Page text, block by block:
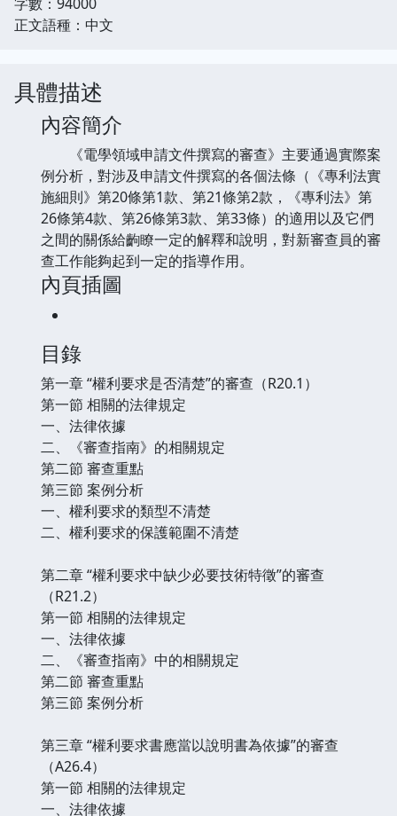
正文語種：中文
具體描述
內容簡介
《電學領域申請文件撰寫的審查》主要通過實際案
例分析，對涉及申請文件撰寫的各個法條（《專利法實
施細則》第20條第1款、第21條第2款，《專利法》第
26條第4款、第26條第3款、第33條）的適用以及它們
之間的關係給齣瞭一定的解釋和說明，對新審查員的審
查工作能夠起到一定的指導作用。
內頁插圖
目錄
第一章 “權利要求是否清楚”的審查（R20.1）
第一節 相關的法律規定
一、法律依據
二、《審查指南》的相關規定
第二節 審查重點
第三節 案例分析
一、權利要求的類型不清楚
二、權利要求的保護範圍不清楚
第二章 “權利要求中缺少必要技術特徵”的審查
（R21.2）
第一節 相關的法律規定
一、法律依據
二、《審查指南》中的相關規定
第二節 審查重點
第三節 案例分析
第三章 “權利要求書應當以說明書為依據”的審查
（A26.4）
第一節 相關的法律規定
一、法律依據